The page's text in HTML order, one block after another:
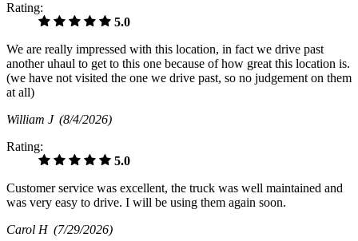
Rating:
5.0
We are really impressed with this location, in fact we drive past
another uhaul to get to this one because of how great this location is.
(we have not visited the one we drive past, so no judgement on them
at all)
William J (8/4/2026)
Rating:
5.0
Customer service was excellent, the truck was well maintained and
was very easy to drive. I will be using them again soon.
Carol H (7/29/2026)